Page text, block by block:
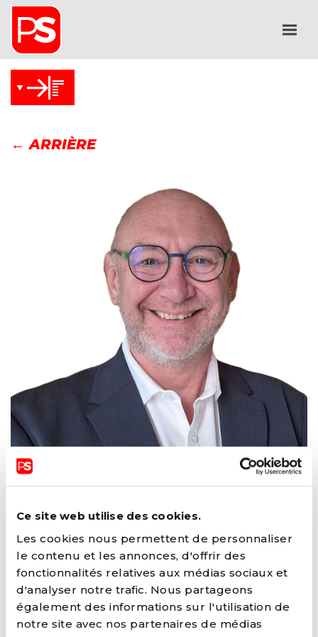
Ce site web utilise des cookies.
Les cookies nous permettent de personnaliser
le contenu et les annonces, d'offrir des
fonctionnalités relatives aux médias sociaux et
d'analyser notre trafic. Nous partageons
également des informations sur l'utilisation de
notre site avec nos partenaires de médias
← ARRIÈRE
JEAN-PIERRE
LANDRAIN
FONCTIONS ACTUELLES
Bourgmestre (QUIEVRAIN)
Chef de groupe au conseil communal